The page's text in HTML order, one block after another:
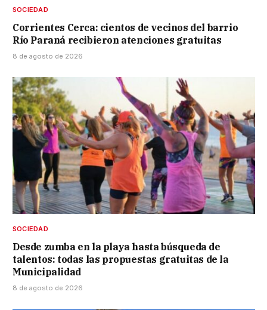
SOCIEDAD
Corrientes Cerca: cientos de vecinos del barrio
Río Paraná recibieron atenciones gratuitas
8 de agosto de 2026
SOCIEDAD
Desde zumba en la playa hasta búsqueda de
talentos: todas las propuestas gratuitas de la
Municipalidad
8 de agosto de 2026